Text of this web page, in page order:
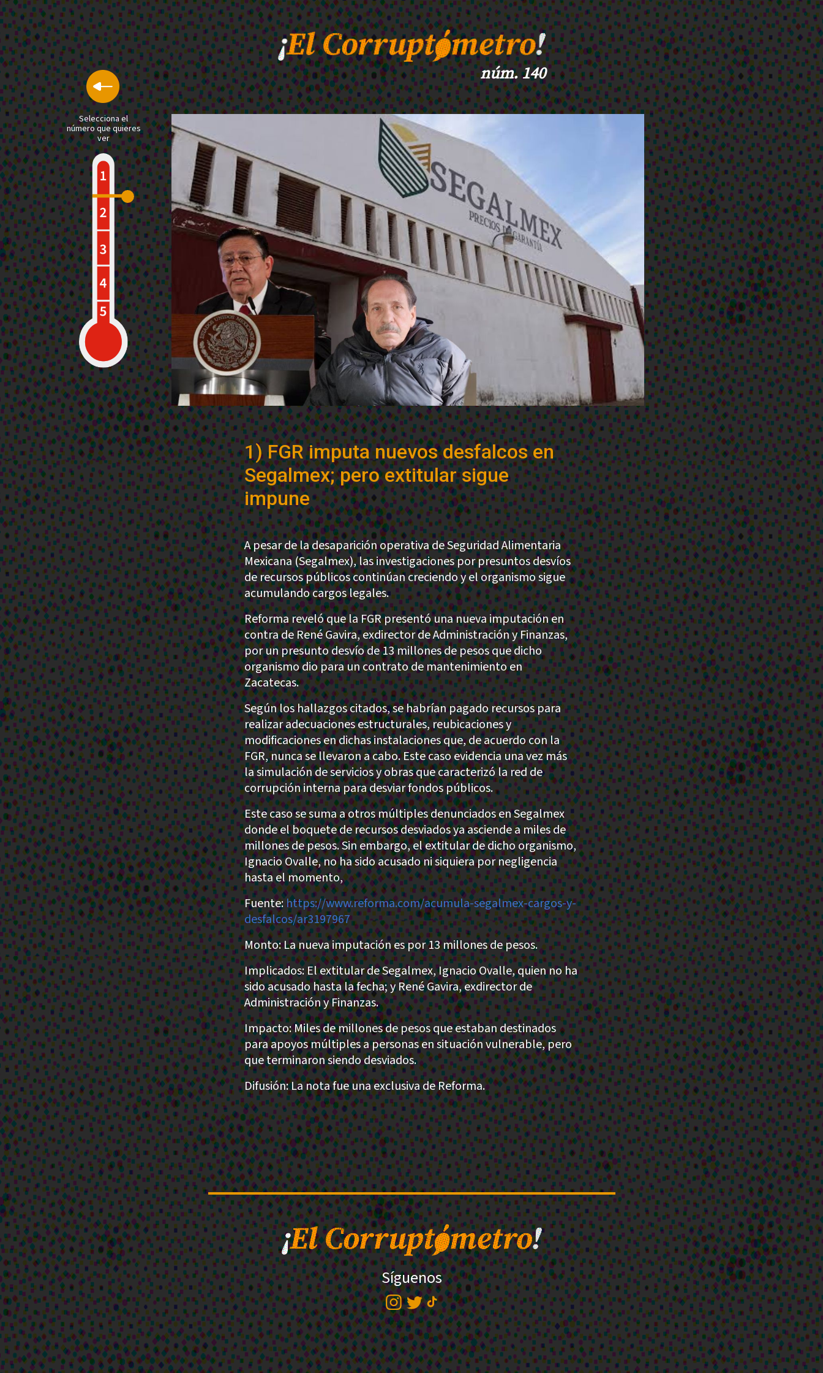
núm. 140
Selecciona el
número que quieres
ver
1) FGR imputa nuevos desfalcos en
Segalmex; pero extitular sigue
impune
A pesar de la desaparición operativa de Seguridad Alimentaria
Mexicana (Segalmex), las investigaciones por presuntos desvíos
de recursos públicos continúan creciendo y el organismo sigue
acumulando cargos legales.
Reforma reveló que la FGR presentó una nueva imputación en
contra de René Gavira, exdirector de Administración y Finanzas,
por un presunto desvío de 13 millones de pesos que dicho
organismo dio para un contrato de mantenimiento en
Zacatecas.
Según los hallazgos citados, se habrían pagado recursos para
realizar adecuaciones estructurales, reubicaciones y
modificaciones en dichas instalaciones que, de acuerdo con la
FGR, nunca se llevaron a cabo. Este caso evidencia una vez más
la simulación de servicios y obras que caracterizó la red de
corrupción interna para desviar fondos públicos.
Este caso se suma a otros múltiples denunciados en Segalmex
donde el boquete de recursos desviados ya asciende a miles de
millones de pesos. Sin embargo, el extitular de dicho organismo,
Ignacio Ovalle, no ha sido acusado ni siquiera por negligencia
hasta el momento,
Fuente:https://www.reforma.com/acumula-segalmex-cargos-y-
desfalcos/ar3197967
Monto: La nueva imputación es por 13 millones de pesos.
Implicados: El extitular de Segalmex, Ignacio Ovalle, quien no ha
sido acusado hasta la fecha; y René Gavira, exdirector de
Administración y Finanzas.
Impacto: Miles de millones de pesos que estaban destinados
para apoyos múltiples a personas en situación vulnerable, pero
que terminaron siendo desviados.
Difusión: La nota fue una exclusiva de Reforma.
Síguenos